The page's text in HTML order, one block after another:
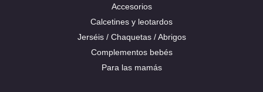
Accesorios
Calcetines y leotardos
Jerséis / Chaquetas / Abrigos
Complementos bebés
Para las mamás